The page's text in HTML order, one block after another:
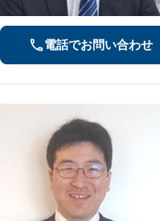
電話でお問い合わせ